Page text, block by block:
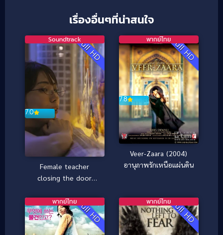
เรื่องอื่นๆที่น่าสนใจ
Full HD
7.0
Soundtrack
Female teacher
closing the door
Full HD
7.8
พากย์ไทย
Veer-Zaara (2004)
อานุภาพรักเหนือแผ่นดิน
Full HD
พากย์ไทย Full HD
พากย์ไทย